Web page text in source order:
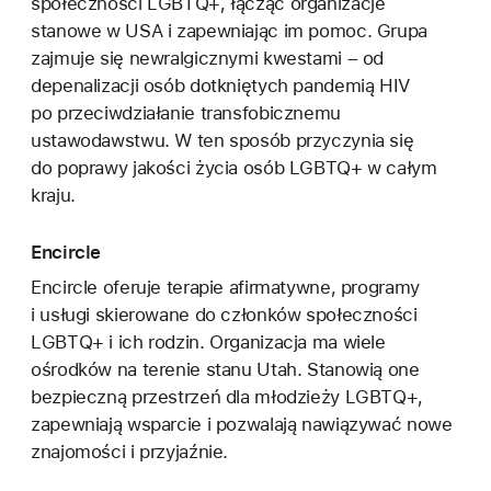
stanowe w USA i zapewniając im pomoc. Grupa
zajmuje się newralgicznymi kwestami – od
depenalizacji osób dotkniętych pandemią HIV
po przeciwdziałanie transfobicznemu
ustawodawstwu. W ten sposób przyczynia się
do poprawy jakości życia osób LGBTQ+ w całym
kraju.
Encircle
Encircle oferuje terapie afirmatywne, programy
i usługi skierowane do członków społeczności
LGBTQ+ i ich rodzin. Organizacja ma wiele
ośrodków na terenie stanu Utah. Stanowią one
bezpieczną przestrzeń dla młodzieży LGBTQ+,
zapewniają wsparcie i pozwalają nawiązywać nowe
znajomości i przyjaźnie.